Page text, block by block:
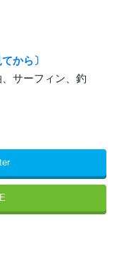
から〕
サーフィン、釣